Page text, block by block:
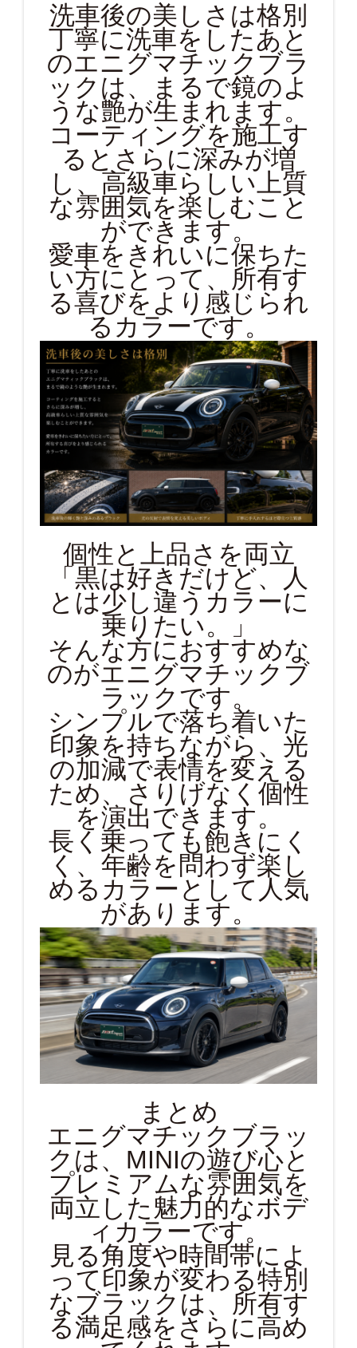
洗車後の美しさは格別
丁寧に洗車をしたあと
のエニグマチックブラ
ックは、まるで鏡のよ
うな艶が生まれます。
コーティングを施工す
るとさらに深みが増
し、高級車らしい上質
な雰囲気を楽しむこと
ができます。
愛車をきれいに保ちた
い方にとって、所有す
る喜びをより感じられ
るカラーです。
個性と上品さを両立
「黒は好きだけど、人
とは少し違うカラーに
乗りたい。」
そんな方におすすめな
のがエニグマチックブ
ラックです。
シンプルで落ち着いた
印象を持ちながら、光
の加減で表情を変える
ため、さりげなく個性
を演出できます。
長く乗っても飽きにく
く、年齢を問わず楽し
めるカラーとして人気
があります。
まとめ
エニグマチックブラッ
クは、MINIの遊び心と
プレミアムな雰囲気を
両立した魅力的なボデ
ィカラーです。
見る角度や時間帯によ
って印象が変わる特別
なブラックは、所有す
る満足感をさらに高め